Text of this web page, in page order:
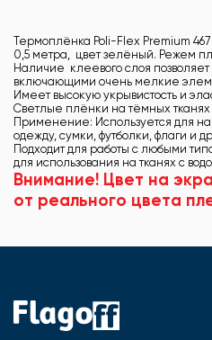
Термоплёнка Poli-Flex Premium
0,5 метра, цвет зелёный. Режем
Наличие клеевого слоя
включающими очень мелкие
Имеет высокую укрывистость и
Светлые плёнки на тёмных
Применение: Используется для
одежду, сумки, футболки, флаги и
Подходит для работы с любыми
для использования на тканях с
Внимание! Цвет на
от реального цвета